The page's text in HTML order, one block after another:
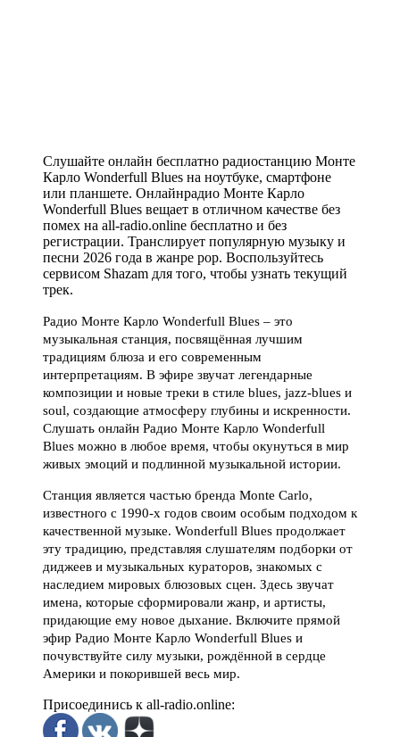
Слушайте онлайн бесплатно радиостанцию Монте
Карло Wonderfull Blues на ноутбуке, смартфоне
или планшете. Онлайнрадио Монте Карло
Wonderfull Blues вещает в отличном качестве без
помех на all-radio.online бесплатно и без
регистрации. Транслирует популярную музыку и
песни 2026 года в жанре pop. Воспользуйтесь
сервисом Shazam для того, чтобы узнать текущий
трек.
Радио Монте Карло Wonderfull Blues – это
музыкальная станция, посвящённая лучшим
традициям блюза и его современным
интерпретациям. В эфире звучат легендарные
композиции и новые треки в стиле blues, jazz-blues и
soul, создающие атмосферу глубины и искренности.
Слушать онлайн Радио Монте Карло Wonderfull
Blues можно в любое время, чтобы окунуться в мир
живых эмоций и подлинной музыкальной истории.
Станция является частью бренда Monte Carlo,
известного с 1990-х годов своим особым подходом к
качественной музыке. Wonderfull Blues продолжает
эту традицию, представляя слушателям подборки от
диджеев и музыкальных кураторов, знакомых с
наследием мировых блюзовых сцен. Здесь звучат
имена, которые сформировали жанр, и артисты,
придающие ему новое дыхание. Включите прямой
эфир Радио Монте Карло Wonderfull Blues и
почувствуйте силу музыки, рождённой в сердце
Америки и покорившей весь мир.
Присоединись к all-radio.online: